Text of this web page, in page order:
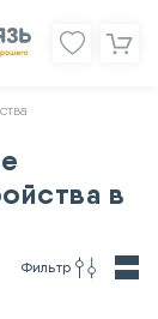
в
Фильтр